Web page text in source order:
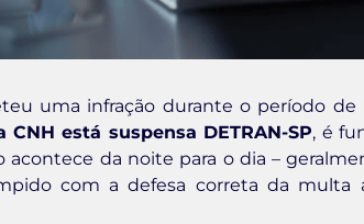
uma infração durante o período de
CNH está suspensa DETRAN-SP, é
acontece da noite para o dia –
com a defesa correta da multa